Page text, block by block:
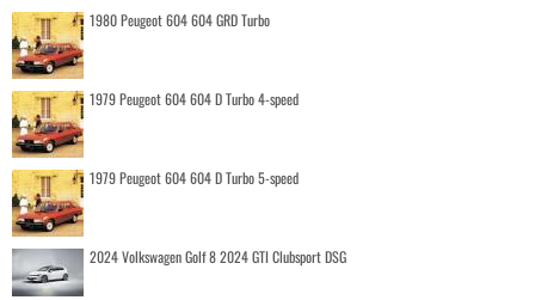
1980 Peugeot 604 604 GRD Turbo
1979 Peugeot 604 604 D Turbo 4-speed
1979 Peugeot 604 604 D Turbo 5-speed
2024 Volkswagen Golf 8 2024 GTI Clubsport DSG